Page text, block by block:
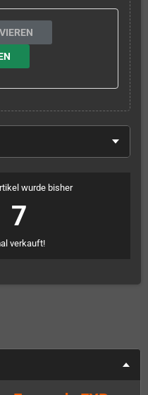
wurde bisher
7
verkauft!